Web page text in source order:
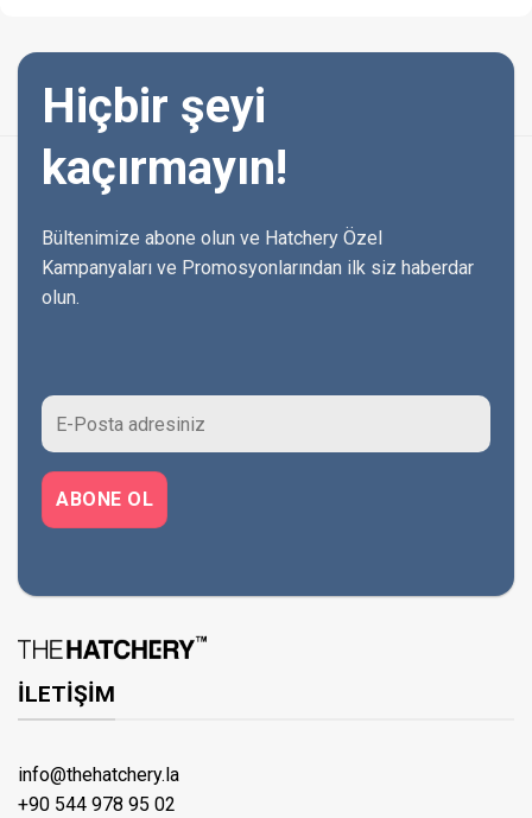
Hiçbir şeyi
kaçırmayın!
Bültenimize abone olun ve Hatchery Özel
Kampanyaları ve Promosyonlarından ilk siz haberdar
olun.
İLETİŞİM
info@thehatchery.la
+90 544 978 95 02